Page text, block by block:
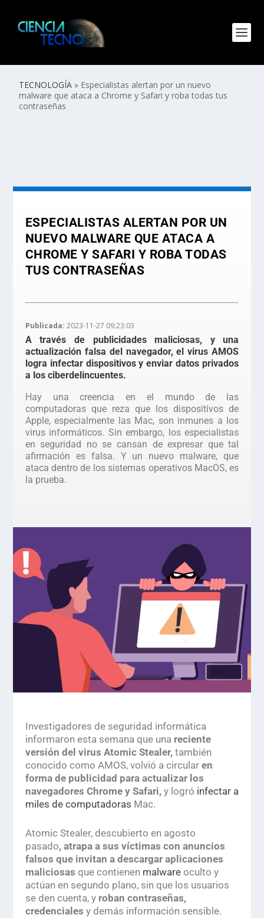
TECNOLOGÍA » Especialistas alertan por un nuevo
malware que ataca a Chrome y Safari y roba todas tus
contraseñas
ESPECIALISTAS ALERTAN POR UN
NUEVO MALWARE QUE ATACA A
CHROME Y SAFARI Y ROBA TODAS
TUS CONTRASEÑAS
Publicada: 2023-11-27 09:23:03
A través de publicidades maliciosas, y una
actualización falsa del navegador, el virus AMOS
logra infectar dispositivos y enviar datos privados
a los ciberdelincuentes.
Hay una creencia en el mundo de las
computadoras que reza que los dispositivos de
Apple, especialmente las Mac, son inmunes a los
virus informáticos. Sin embargo, los especialistas
en seguridad no se cansan de expresar que tal
afirmación es falsa. Y un nuevo malware, que
ataca dentro de los sistemas operativos MacOS, es
la prueba.
Investigadores de seguridad informática
informaron esta semana que unareciente
versión del virus Atomic Stealer,también
conocido como AMOS, volvió a circularen
forma de publicidad para actualizar los
navegadores Chrome y Safari,y logró infectar a
miles de computadoras Mac.
Atomic Stealer, descubierto en agosto
pasado, atrapa a sus víctimas con anuncios
falsos que invitan a descargar aplicaciones
maliciosas que contienen malware oculto y
actúan en segundo plano, sin que los usuarios
se den cuenta, yroban contraseñas,
credenciales y demás información sensible.